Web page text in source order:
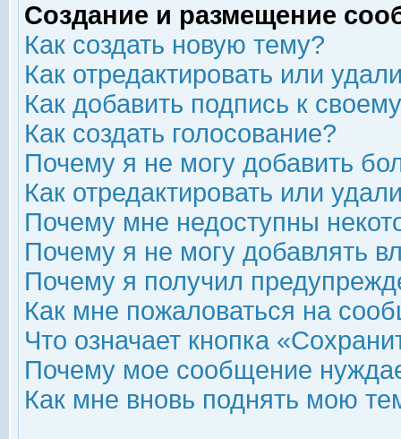
Создание и размещение
Как создать новую тему?
Как отредактировать или
Как добавить подпись к
Как создать голосование?
Почему я не могу добавить
Как отредактировать или
Почему мне недоступны
Почему я не могу добавлять
Почему я получил
Как мне пожаловаться на
Что означает кнопка
Почему мое сообщение
Как мне вновь поднять мою